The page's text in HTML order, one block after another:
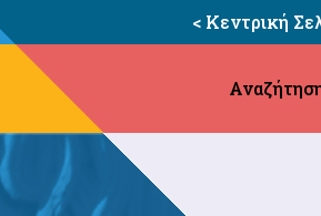
< Κεντρική